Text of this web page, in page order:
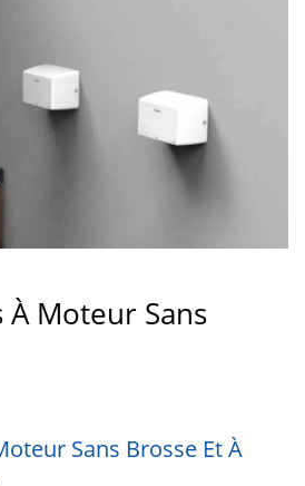
À Moteur Sans
Sans Brosse Et À